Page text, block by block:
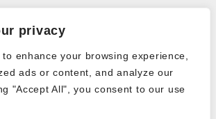
privacy
enhance your browsing experience,
ads or content, and analyze our
"Accept All", you consent to our use